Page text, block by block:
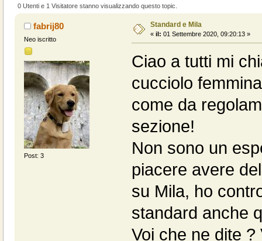
0 Utenti e 1 Visitatore stanno visualizzando questo topic.
fabrij80
Neo iscritto
Post: 3
Standard e Mila
« il: 01 Settembre 2020, 09:20:13 »
Ciao a tutti mi
cucciolo
come da
sezione!
Non sono un
piacere avere
su Mila, ho
standard anche
Voi che ne dite ?